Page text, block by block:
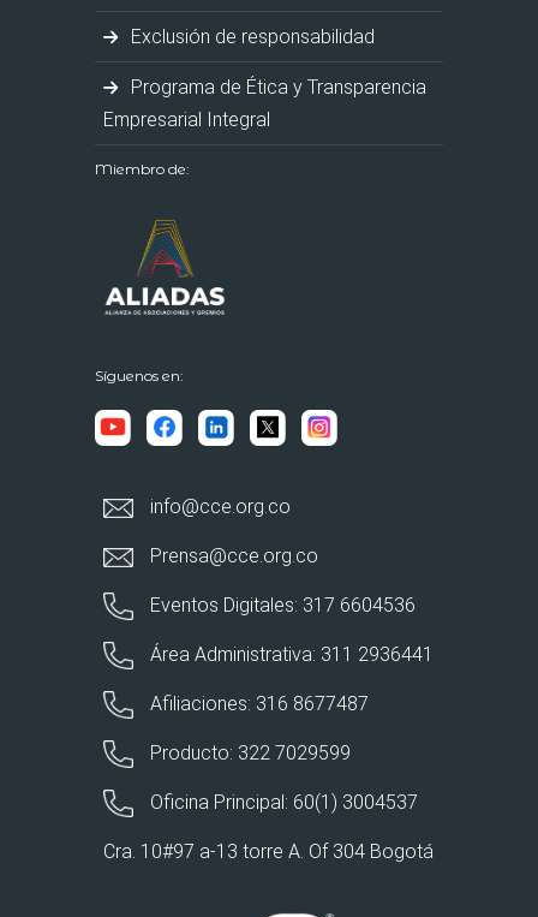
Exclusión de responsabilidad
Programa de Ética y Transparencia
Empresarial Integral
Miembro de:
Síguenos en:
info@cce.org.co
Prensa@cce.org.co
Eventos Digitales: 317 6604536
Área Administrativa: 311 2936441
Afiliaciones: 316 8677487
Producto: 322 7029599
Oficina Principal: 60(1) 3004537
Cra. 10#97 a-13 torre A. Of 304 Bogotá